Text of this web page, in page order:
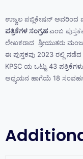
ಉಜ್ವಲ ಪಬ್ಲಿಕೇಷನ್ ಅವರಿಂದ
ಪತ್ರಿಕೆಗಳ ಸಂಗ್ರಹಎಂಬ
ಲೇಖಕರಾದ ಶ್ರೀಯುತರು
ಈ ಪುಸ್ತಕವು 2023 ರಲ್ಲಿ
KPSC ಯ ಒಟ್ಟು 43
ಅಧ್ಯಯನ ಹಾಗೆಯೆ 18 ಸಂವಹನ